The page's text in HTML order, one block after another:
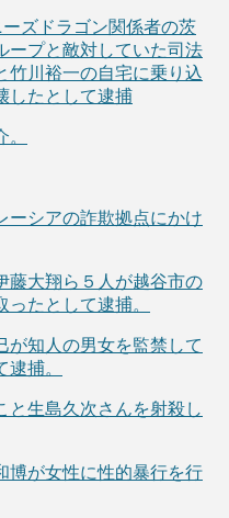
ズドラゴン関係者の茨
ープと敵対していた司法
竹川裕一の自宅に乗り込
したとして逮捕
ーシアの詐欺拠点にかけ
藤大翔ら５人が越谷市の
たとして逮捕。
が知人の男女を監禁して
捕。
と生島久次さんを射殺し
博が女性に性的暴行を行